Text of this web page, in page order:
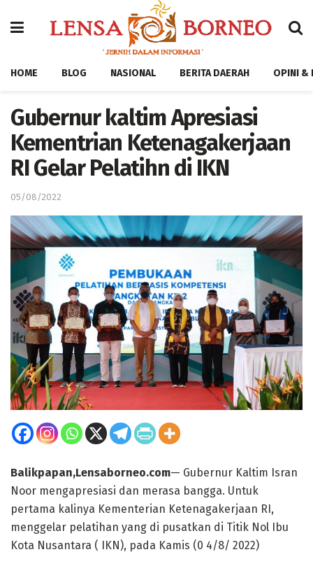
HOME BLOG NASIONAL BERITA DAERAH OPINI &
Gubernur kaltim Apresiasi
Kementrian Ketenagakerjaan
RI Gelar Pelatihn di IKN
05/08/2022
Balikpapan,Lensaborneo.com— Gubernur Kaltim Isran
Noor mengapresiasi dan merasa bangga. Untuk
pertama kalinya Kementerian Ketenagakerjaan RI,
menggelar pelatihan yang di pusatkan di Titik Nol Ibu
Kota Nusantara ( IKN), pada Kamis (0 4/8/ 2022)